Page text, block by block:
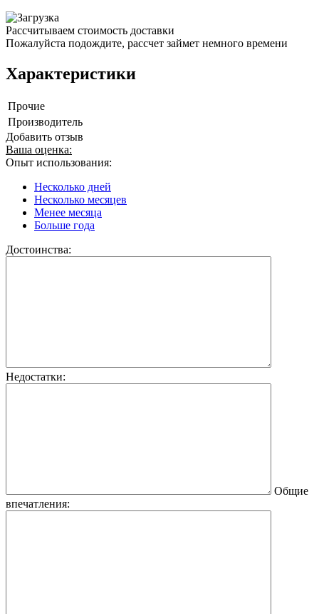
Рассчитываем стоимость доставки
Пожалуйста подождите, рассчет займет немного времени
Характеристики
Прочие
Производитель
Добавить отзыв
Ваша оценка:
Опыт использования:
Несколько дней
Несколько месяцев
Менее месяца
Больше года
Достоинства:
Недостатки:
Общие
впечатления: